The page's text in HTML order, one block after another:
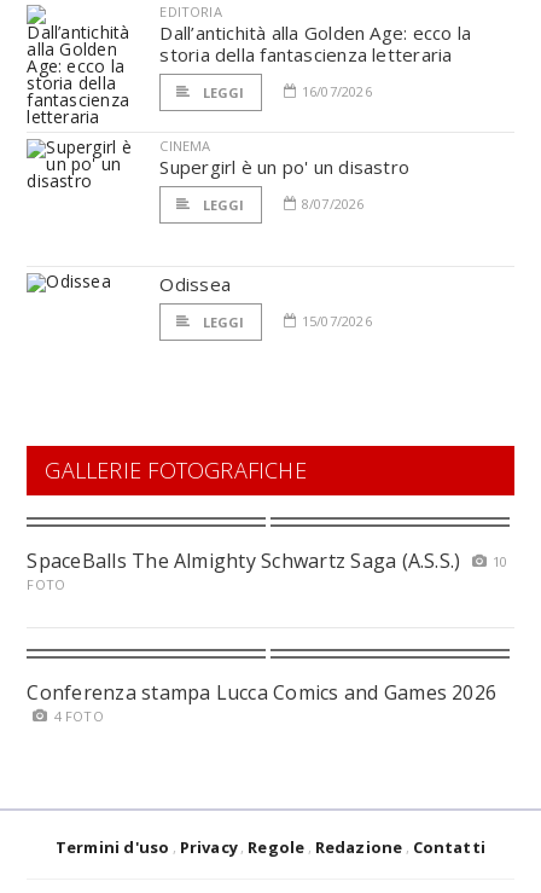
EDITORIA
Dall’antichità alla Golden Age: ecco la
storia della fantascienza letteraria
LEGGI 16/07/2026
CINEMA
Supergirl è un po' un disastro
LEGGI 8/07/2026
Odissea
LEGGI 15/07/2026
GALLERIE FOTOGRAFICHE
SpaceBalls The Almighty Schwartz Saga (A.S.S.)
10
FOTO
Conferenza stampa Lucca Comics and Games 2026
4 FOTO
Termini d'uso Privacy Regole Redazione Contatti